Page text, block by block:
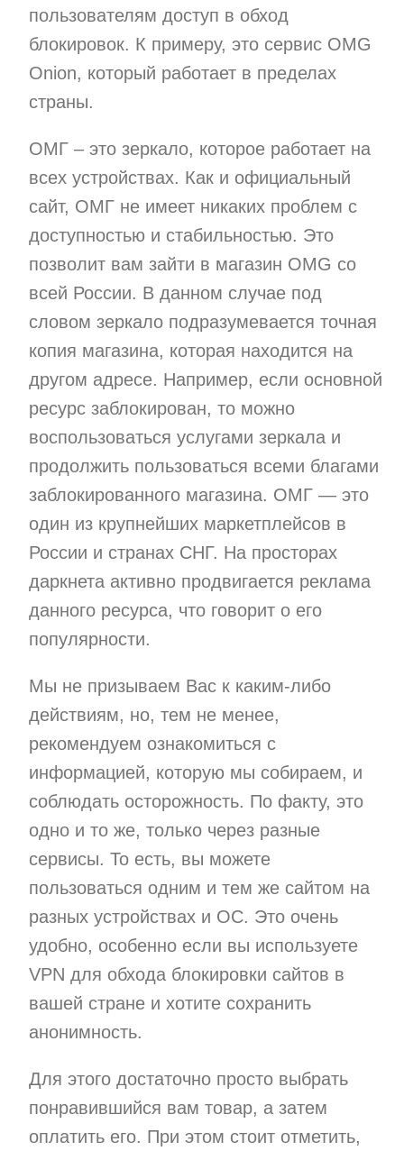
пользователям доступ в обход
блокировок. К примеру, это сервис OMG
Onion, который работает в пределах
страны.
ОМГ – это зеркало, которое работает на
всех устройствах. Как и официальный
сайт, ОМГ не имеет никаких проблем с
доступностью и стабильностью. Это
позволит вам зайти в магазин OMG со
всей России. В данном случае под
словом зеркало подразумевается точная
копия магазина, которая находится на
другом адресе. Например, если основной
ресурс заблокирован, то можно
воспользоваться услугами зеркала и
продолжить пользоваться всеми благами
заблокированного магазина. ОМГ — это
один из крупнейших маркетплейсов в
России и странах СНГ. На просторах
даркнета активно продвигается реклама
данного ресурса, что говорит о его
популярности.
Мы не призываем Вас к каким-либо
действиям, но, тем не менее,
рекомендуем ознакомиться с
информацией, которую мы собираем, и
соблюдать осторожность. По факту, это
одно и то же, только через разные
сервисы. То есть, вы можете
пользоваться одним и тем же сайтом на
разных устройствах и ОС. Это очень
удобно, особенно если вы используете
VPN для обхода блокировки сайтов в
вашей стране и хотите сохранить
анонимность.
Для этого достаточно просто выбрать
понравившийся вам товар, а затем
оплатить его. При этом стоит отметить,